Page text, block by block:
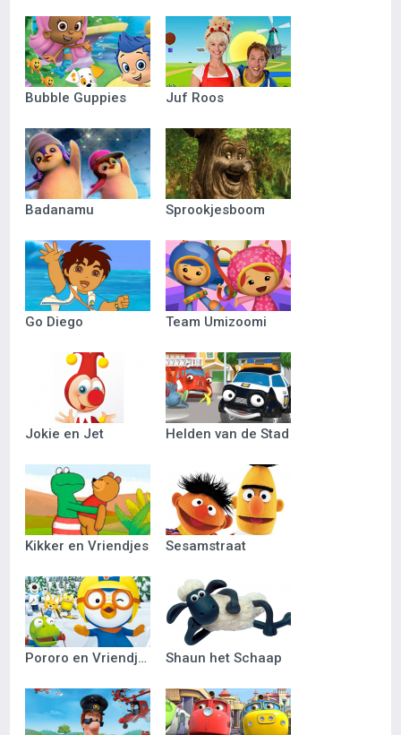
Bubble Guppies Juf Roos
Badanamu Sprookjesboom
Go Diego Team Umizoomi
Jokie en Jet Helden van de Stad
Kikker en Vriendjes Sesamstraat
Pororo en Vriendjes Shaun het Schaap